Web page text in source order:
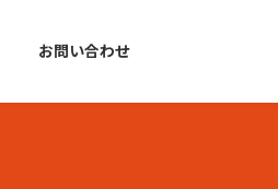
お問い合わせ